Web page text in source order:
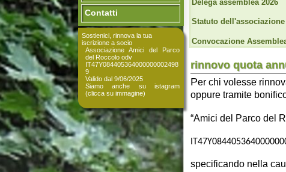
Sostienici, rinnova la tua
iscrizione a socio
Associazione Amici del Parco
del Roccolo odv
IT47Y084405364000000002498
9
Valido dal 9/06/2025
Siamo anche su istagram
(clicca su immagine)
rinnovo quota annuale
P er chi volesse rinnovare
“Amici del Parco del
specificando nella causale
L'Associazione di
L'Associazione è nata nel
parte naturalistica del parco del